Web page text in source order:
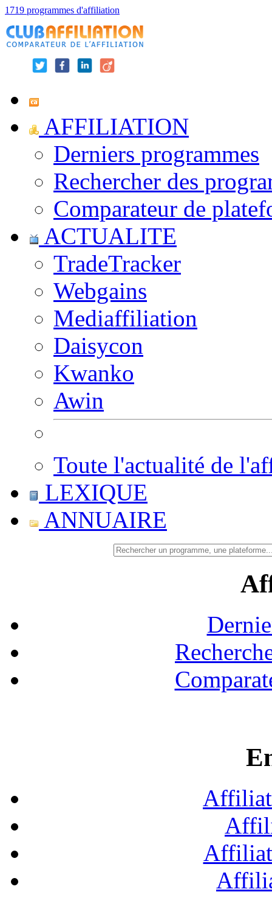
1719 programmes d'affiliation
AFFILIATION
Derniers programmes
Rechercher des
Comparateur de
ACTUALITE
TradeTracker
Webgains
Mediaffiliation
Daisycon
Kwanko
Awin
Toute l'actualité de
LEXIQUE
ANNUAIRE